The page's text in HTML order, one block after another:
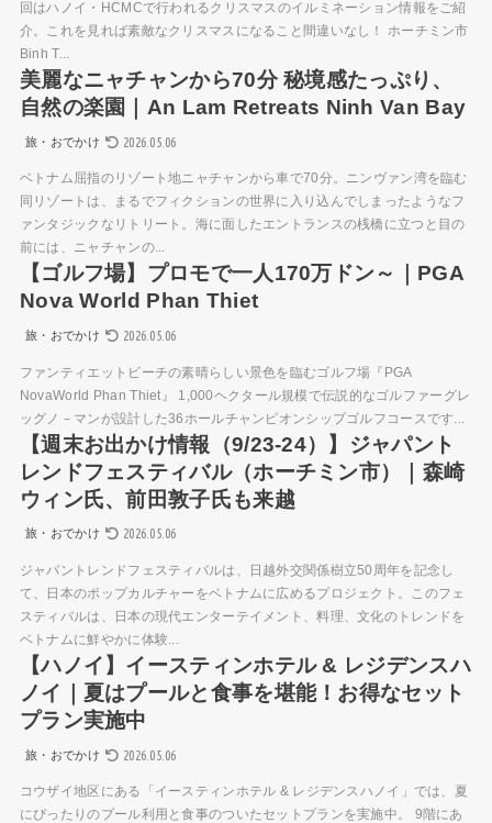
回はハノイ・HCMCで行われるクリスマスのイルミネーション情報をご紹
介。これを見れば素敵なクリスマスになること間違いなし！ ホーチミン市
Binh T...
美麗なニャチャンから70分 秘境感たっぷり、
自然の楽園｜An Lam Retreats Ninh Van Bay
旅・おでかけ 2026.05.06
ベトナム屈指のリゾート地ニャチャンから車で70分。ニンヴァン湾を臨む
同リゾートは、まるでフィクションの世界に入り込んでしまったようなフ
ァンタジックなリトリート。海に面したエントランスの桟橋に立つと目の
前には、ニャチャンの...
【ゴルフ場】プロモで一人170万ドン～｜PGA
Nova World Phan Thiet
旅・おでかけ 2026.05.06
ファンティエットビーチの素晴らしい景色を臨むゴルフ場『PGA
NovaWorld Phan Thiet』 1,000ヘクタール規模で伝説的なゴルファーグレ
ッグノ－マンが設計した36ホールチャンピオンシップゴルフコースです...
【週末お出かけ情報（9/23-24）】ジャパント
レンドフェスティバル（ホーチミン市）｜森崎
ウィン氏、前田敦子氏も来越
旅・おでかけ 2026.05.06
ジャパントレンドフェスティバルは、日越外交関係樹立50周年を記念し
て、日本のポップカルチャーをベトナムに広めるプロジェクト。このフェ
スティバルは、日本の現代エンターテイメント、料理、文化のトレンドを
ベトナムに鮮やかに体験...
【ハノイ】イースティンホテル & レジデンスハ
ノイ｜夏はプールと食事を堪能！お得なセット
プラン実施中
旅・おでかけ 2026.05.06
コウザイ地区にある「イースティンホテル & レジデンスハノイ」では、夏
にぴったりのプール利用と食事のついたセットプランを実施中。 9階にあ